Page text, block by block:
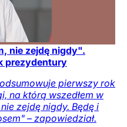
nie zejdę nigdy".
prezydentury
pierwszy rok
na którą wszedłem w
zejdę nigdy. Będę i
– zapowiedział.